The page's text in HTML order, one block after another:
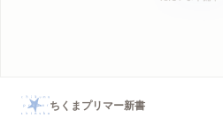
ちくまプリマー新書